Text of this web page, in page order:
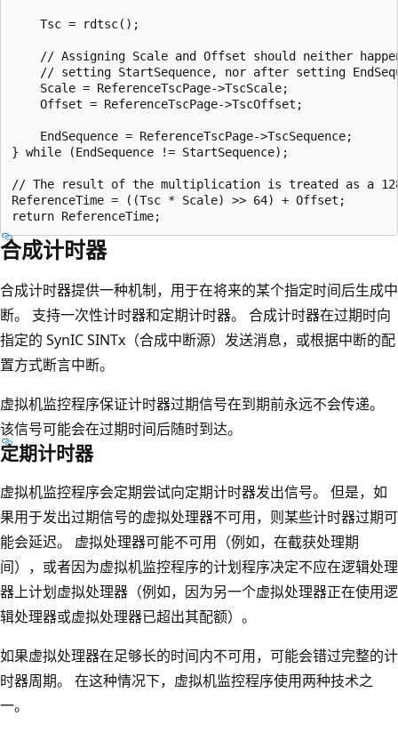
    Tsc = rdtsc();
// Assigning Scale and Offset should neither
// setting StartSequence, nor after setting
    Scale = ReferenceTscPage->TscScale;
    Offset = ReferenceTscPage->TscOffset;
    EndSequence = ReferenceTscPage->TscSequence;
} while (EndSequence != StartSequence);
// The result of the multiplication is treated as a
ReferenceTime = ((Tsc * Scale) >> 64) + Offset;
合成计时器
合成计时器提供一种机制，用于在将来的某个指定时间后生成中
断。 支持一次性计时器和定期计时器。 合成计时器在过期时向
指定的 SynIC SINTx（合成中断源）发送消息，或根据中断的配
置方式断言中断。
虚拟机监控程序保证计时器过期信号在到期前永远不会传递。
该信号可能会在过期时间后随时到达。
定期计时器
虚拟机监控程序会定期尝试向定期计时器发出信号。 但是，如
果用于发出过期信号的虚拟处理器不可用，则某些计时器过期可
能会延迟。 虚拟处理器可能不可用（例如，在截获处理期
间），或者因为虚拟机监控程序的计划程序决定不应在逻辑处理
器上计划虚拟处理器（例如，因为另一个虚拟处理器正在使用逻
辑处理器或虚拟处理器已超出其配额）。
如果虚拟处理器在足够长的时间内不可用，可能会错过完整的计
时器周期。 在这种情况下，虚拟机监控程序使用两种技术之
一。